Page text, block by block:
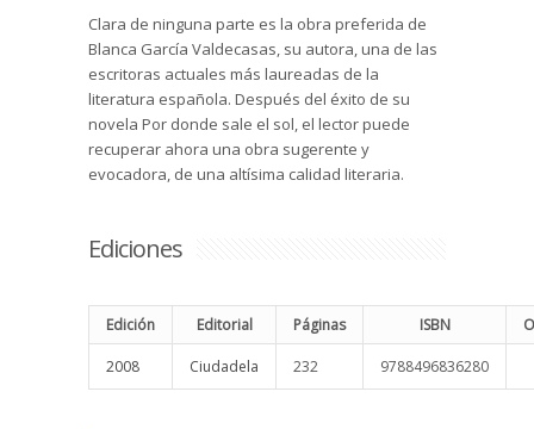
Clara de ninguna parte es la obra preferida de
Blanca García Valdecasas, su autora, una de las
escritoras actuales más laureadas de la
literatura española. Después del éxito de su
novela Por donde sale el sol, el lector puede
recuperar ahora una obra sugerente y
evocadora, de una altísima calidad literaria.
Ediciones
Edición Editorial Páginas ISBN
2008 Ciudadela 232 9788496836280